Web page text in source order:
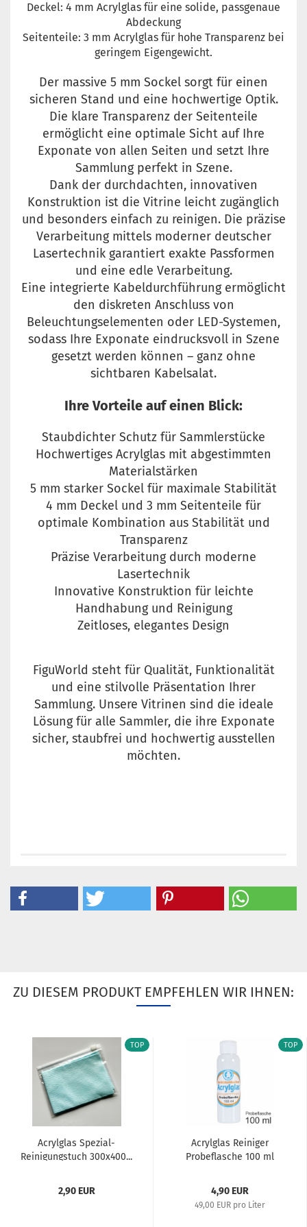
Deckel: 4 mm Acrylglas für eine solide, passgenaue
Abdeckung
Seitenteile: 3 mm Acrylglas für hohe Transparenz bei
geringem Eigengewicht.
Der massive 5 mm Sockel sorgt für einen
sicheren Stand und eine hochwertige Optik.
Die klare Transparenz der Seitenteile
ermöglicht eine optimale Sicht auf Ihre
Exponate von allen Seiten und setzt Ihre
Sammlung perfekt in Szene.
Dank der durchdachten, innovativen
Konstruktion ist die Vitrine leicht zugänglich
und besonders einfach zu reinigen. Die präzise
Verarbeitung mittels moderner deutscher
Lasertechnik garantiert exakte Passformen
und eine edle Verarbeitung.
Eine integrierte Kabeldurchführung ermöglicht
den diskreten Anschluss von
Beleuchtungselementen oder LED-Systemen,
sodass Ihre Exponate eindrucksvoll in Szene
gesetzt werden können – ganz ohne
sichtbaren Kabelsalat.
Ihre Vorteile auf einen Blick:
Staubdichter Schutz für Sammlerstücke
Hochwertiges Acrylglas mit abgestimmten
Materialstärken
5 mm starker Sockel für maximale Stabilität
4 mm Deckel und 3 mm Seitenteile für
optimale Kombination aus Stabilität und
Transparenz
Präzise Verarbeitung durch moderne
Lasertechnik
Innovative Konstruktion für leichte
Handhabung und Reinigung
Zeitloses, elegantes Design
FiguWorld steht für Qualität, Funktionalität
und eine stilvolle Präsentation Ihrer
Sammlung. Unsere Vitrinen sind die ideale
Lösung für alle Sammler, die ihre Exponate
sicher, staubfrei und hochwertig ausstellen
möchten.
ZU DIESEM PRODUKT EMPFEHLEN WIR IHNEN:
TOP
Acrylglas Spezial-
Reinigungstuch 300x400...
2,90 EUR
TOP
Acrylglas Reiniger
Probeflasche 100 ml
4,90 EUR
49,00 EUR pro Liter